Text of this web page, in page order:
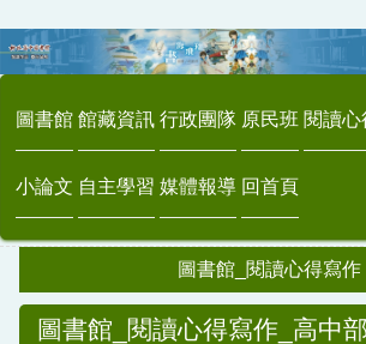
到
主
內
區
圖書館 館藏資訊 行政團隊 原民班 閱讀
小論文 自主學習 媒體報導 回首頁
圖書館_閱讀心得寫作
圖書館_閱讀心得寫作
圖書館_閱讀心得寫作_高中